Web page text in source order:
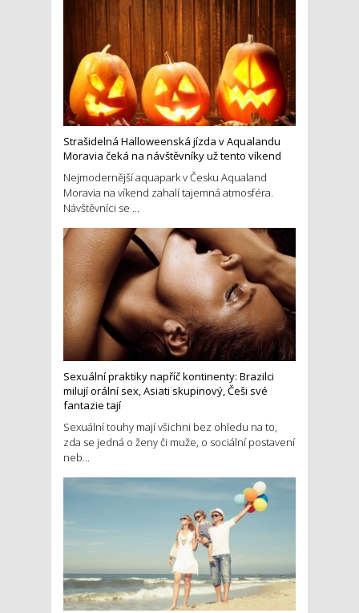
Strašidelná Halloweenská jízda v Aqualandu
Moravia čeká na návštěvníky už tento víkend
Nejmodernější aquapark v Česku Aqualand
Moravia na víkend zahalí tajemná atmosféra.
Návštěvníci se ...
Sexuální praktiky napříč kontinenty: Brazilci
milují orální sex, Asiati skupinový, Češi své
fantazie tají
Sexuální touhy mají všichni bez ohledu na to,
zda se jedná o ženy či muže, o sociální postavení
neb...